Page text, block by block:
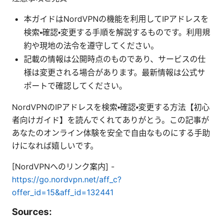
本ガイドはNordVPNの機能を利用してIPアドレスを
検索・確認・変更する手順を解説するものです。利用規
約や現地の法令を遵守してください。
記載の情報は公開時点のものであり、サービスの仕
様は変更される場合があります。最新情報は公式サ
ポートで確認してください。
NordVPNのIPアドレスを検索・確認・変更する方法【初心
者向けガイド】を読んでくれてありがとう。この記事が
あなたのオンライン体験を安全で自由なものにする手助
けになれば嬉しいです。
[NordVPNへのリンク案内] -
https://go.nordvpn.net/aff_c?
offer_id=15&aff_id=132441
Sources: